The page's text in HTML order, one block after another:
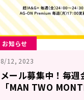
お知らせ
8/12, 2023
メール募集中！毎
「MAN TWO